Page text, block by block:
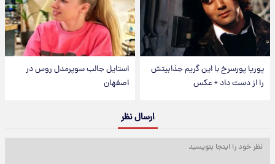
پوریا پورسرخ با این گریم جذابیتش
را از دست داد + عکس
استایل جالب سوپرمدل روس در
اصفهان
ارسال نظر